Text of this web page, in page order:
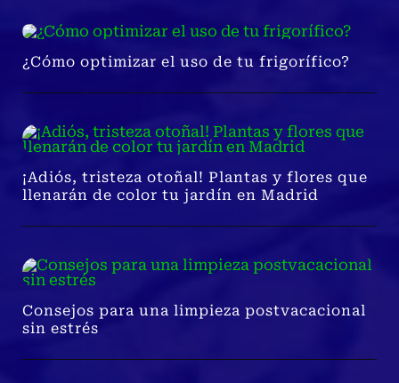
¿Cómo optimizar el uso de tu frigorífico?
¡Adiós, tristeza otoñal! Plantas y flores que
llenarán de color tu jardín en Madrid
Consejos para una limpieza postvacacional
sin estrés